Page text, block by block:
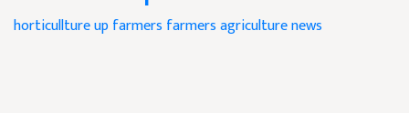
horticulltureup farmers farmersagriculture news